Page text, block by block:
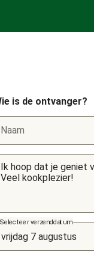
is de ontvanger?
Naam
Selecteer verzenddatum